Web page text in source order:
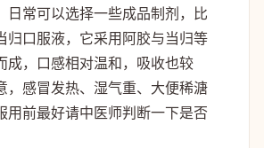
日常可以选择一些成品制剂，比
归口服液，它采用阿胶与当归等
成，口感相对温和，吸收也较
，感冒发热、湿气重、大便稀溏
用前最好请中医师判断一下是否